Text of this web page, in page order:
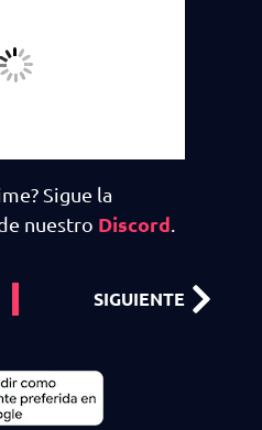
Sigue la
nuestro Discord
SIGUIENTE